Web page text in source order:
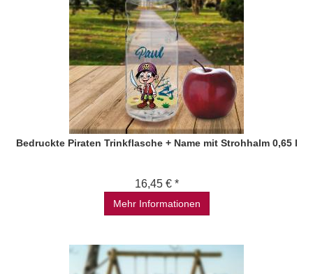
Bedruckte Piraten Trinkflasche + Name mit Strohhalm 0,65 l
16,45 € *
Mehr Informationen